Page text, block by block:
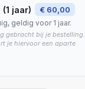
jaar) € 60,00
geldig voor 1 jaar.
gebracht bij je bestelling.
je hiervoor een aparte